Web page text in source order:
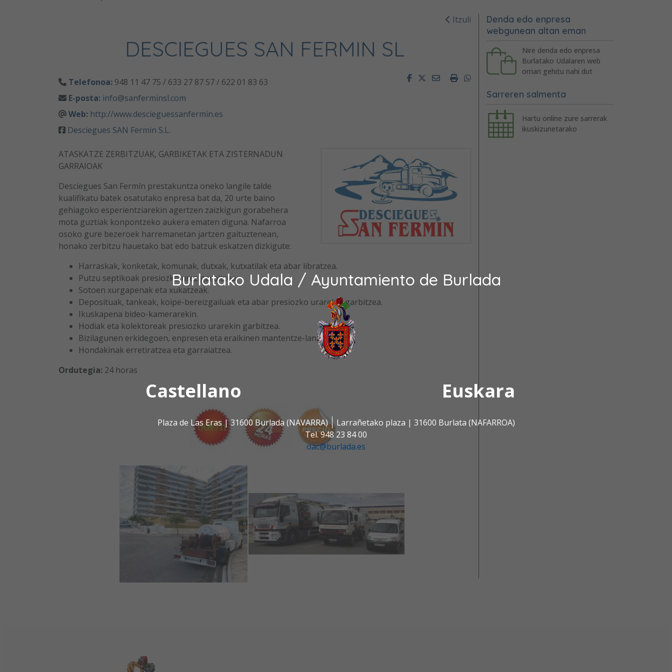
Burlatako Udala / Ayuntamiento de Burlada
Castellano Euskara
Plaza de Las Eras | 31600 Burlada (NAVARRA)
Larrañetako plaza | 31600 Burlata (NAFARROA)
Tel. 948 23 84 00
oac@burlada.es
Itzuli
DESCIEGUES SAN FERMIN SL
Telefonoa: 948 11 47 75 / 633 27 87 57 / 622 01 83 63
E-posta: info@sanferminsl.com
Web: http://www.descieguessanfermin.es
Desciegues SAN Fermin S.L.
FacebookTwitterEmailImprimir
Whatsapp
ATASKATZE ZERBITZUAK, GARBIKETAK ETA ZISTERNADUN
GARRAIOAK
Desciegues San Fermín prestakuntza oneko langile talde
kualifikatu batek osatutako enpresa bat da, 20 urte baino
gehiagoko esperientziarekin agertzen zaizkigun gorabehera
mota guztiak konpontzeko aukera ematen diguna. Nafarroa
osoko gure bezeroek harremanetan jartzen gaituztenean,
honako zerbitzu hauetako bat edo batzuk eskatzen dizkigute:
Harraskak, konketak, komunak, dutxak, kutxatilak eta abar libratzea.
Putzu septikoak presiozko urez garbitzea.
Sotoen xurgapenak eta xukatzeak.
Deposituak, tankeak, koipe-bereizgailuak eta abar presiozko urarekin garbitzea.
Ikuskapena bideo-kamerarekin.
Hodiak eta kolektoreak presiozko urarekin garbitzea.
Bizilagunen erkidegoen, enpresen eta eraikinen mantentze-lanak.
Hondakinak erretiratzea eta garraiatzea.
Ordutegia: 24 horas
Denda edo enpresa
webgunean altan eman
Nire denda edo enpresa
Burlatako Udalaren web
orrian gehitu nahi dut
Sarreren salmenta
Hartu online zure sarrerak
ikuskizunetarako